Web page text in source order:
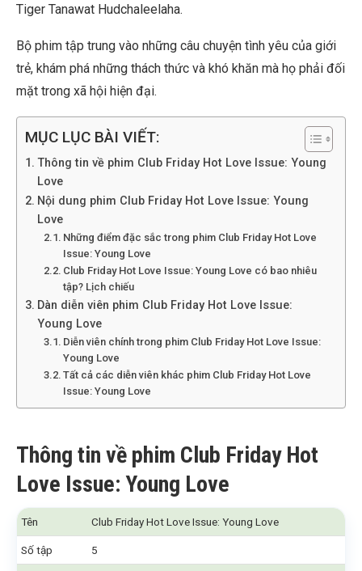
Tiger Tanawat Hudchaleelaha.
Bộ phim tập trung vào những câu chuyện tình yêu của giới
trẻ, khám phá những thách thức và khó khăn mà họ phải đối
mặt trong xã hội hiện đại.
MỤC LỤC BÀI VIẾT:
Thông tin về phim Club Friday Hot Love Issue: Young
Love
Nội dung phim Club Friday Hot Love Issue: Young
Love
Những điểm đặc sắc trong phim Club Friday Hot Love
Issue: Young Love
Club Friday Hot Love Issue: Young Love có bao nhiêu
tập? Lịch chiếu
Dàn diễn viên phim Club Friday Hot Love Issue:
Young Love
Diễn viên chính trong phim Club Friday Hot Love Issue:
Young Love
Tất cả các diễn viên khác phim Club Friday Hot Love
Issue: Young Love
Thông tin về phim Club Friday Hot
Love Issue: Young Love
Tên Club Friday Hot Love Issue: Young Love
Số tập 5